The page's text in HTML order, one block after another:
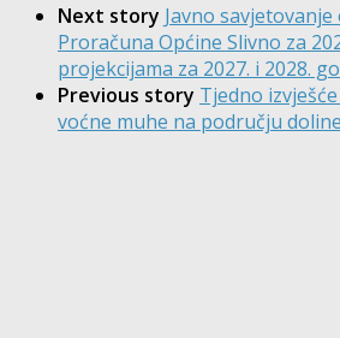
Next story Javno
Proračuna Općine Slivno za
projekcijama za 2027. i 2028.
Previous story Tjedno
voćne muhe na području